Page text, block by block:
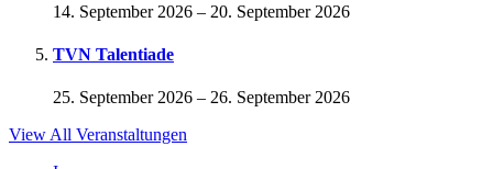
14. September 2026 – 20. September 2026
TVN Talentiade
25. September 2026 – 26. September 2026
View All Veranstaltungen